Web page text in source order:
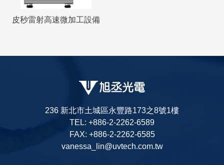
皮秒雷射高速微加工設備
236 新北市土城區永豐路173之8號1樓
TEL: +886-2-2262-6589
FAX: +886-2-2262-6585
vanessa_lin@uvtech.com.tw